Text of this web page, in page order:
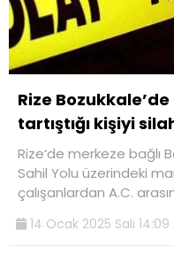
Rize
tartıştığı kişiyi
Rize‘de merkeze bağlı
Sahil Yolu üzerindeki
çalışanlardan A.C.
14 Ocak 2025 Salı 14:09